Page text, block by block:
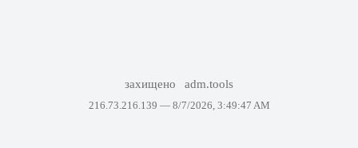
захищено adm.tools
216.73.216.139 — 8/7/2026, 3:49:47 AM